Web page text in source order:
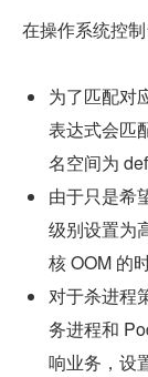
在操作系统控
为了匹配对
表达式会匹
名空间为
由于只是希
级别设置为
核 OOM 的时
对于杀进程
务进程和
响业务，设